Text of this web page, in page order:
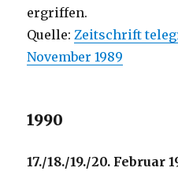
ergriffen.
Quelle:Zeitschrift
November 1989
1990
17./18./19./20. Februar